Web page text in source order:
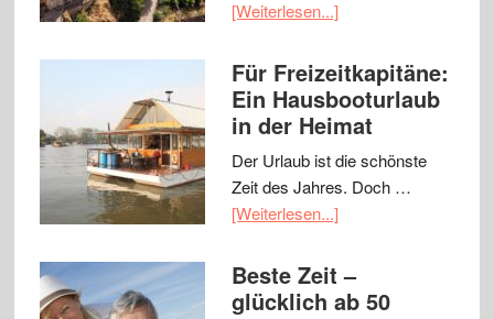
[Weiterlesen...]
Für Freizeitkapitäne:
Ein Hausbooturlaub
in der Heimat
Der Urlaub ist die schönste
Zeit des Jahres. Doch …
[Weiterlesen...]
Beste Zeit –
glücklich ab 50